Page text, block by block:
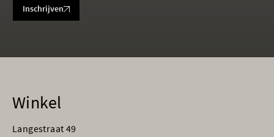
Inschrijven
Winkel
Langestraat 49